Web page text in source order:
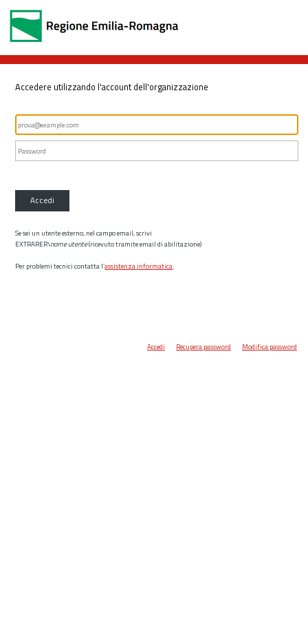
Accedere utilizzando l'account dell'organizzazione
Accedi
Se sei un utente esterno, nel campo email, scrivi
EXTRARER\nome utente(ricevuto tramite email di abilitazione)
Per problemi tecnici contatta l’assistenza informatica.
Accedi Recupera password Modifica password